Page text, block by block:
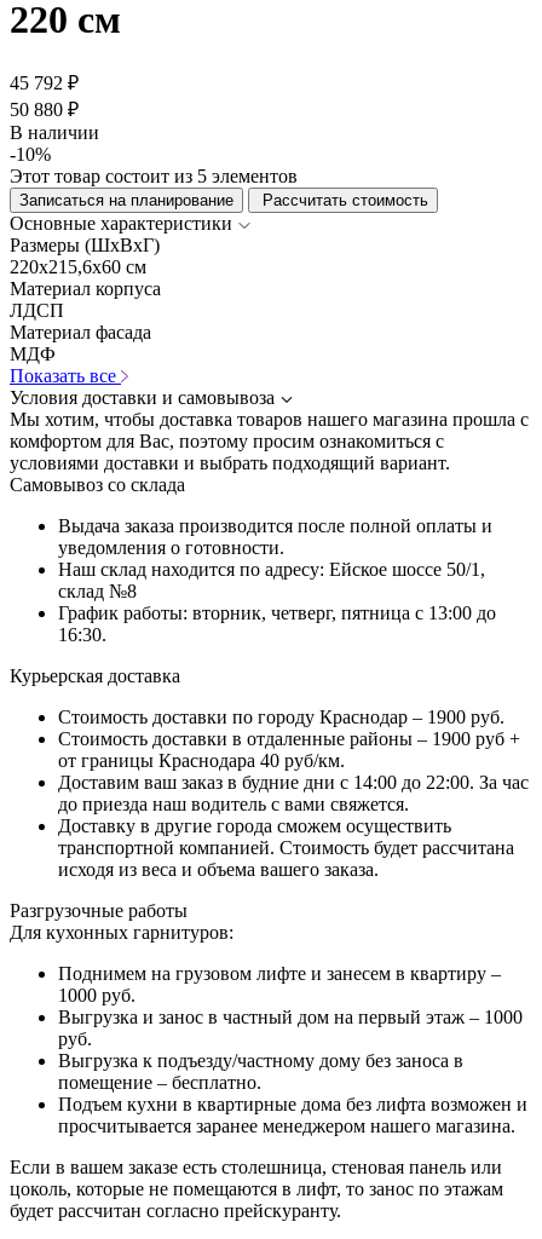
220 см
45 792 ₽
50 880 ₽
В наличии
-10%
Этот товар состоит из 5 элементов
Записаться на планирование Рассчитать стоимость
Основные характеристики
Размеры (ШхВхГ)
220x215,6x60 см
Материал корпуса
ЛДСП
Материал фасада
МДФ
Показать все
Условия доставки и самовывоза
Мы хотим, чтобы доставка товаров нашего магазина прошла с
комфортом для Вас, поэтому просим ознакомиться с
условиями доставки и выбрать подходящий вариант.
Самовывоз со склада
Выдача заказа производится после полной оплаты и
уведомления о готовности.
Наш склад находится по адресу: Ейское шоссе 50/1,
склад №8
График работы: вторник, четверг, пятница с 13:00 до
16:30.
Курьерская доставка
Стоимость доставки по городу Краснодар – 1900 руб.
Стоимость доставки в отдаленные районы – 1900 руб +
от границы Краснодара 40 руб/км.
Доставим ваш заказ в будние дни с 14:00 до 22:00. За час
до приезда наш водитель с вами свяжется.
Доставку в другие города сможем осуществить
транспортной компанией. Стоимость будет рассчитана
исходя из веса и объема вашего заказа.
Разгрузочные работы
Для кухонных гарнитуров:
Поднимем на грузовом лифте и занесем в квартиру –
1000 руб.
Выгрузка и занос в частный дом на первый этаж – 1000
руб.
Выгрузка к подъезду/частному дому без заноса в
помещение – бесплатно.
Подъем кухни в квартирные дома без лифта возможен и
просчитывается заранее менеджером нашего магазина.
Если в вашем заказе есть столешница, стеновая панель или
цоколь, которые не помещаются в лифт, то занос по этажам
будет рассчитан согласно прейскуранту.